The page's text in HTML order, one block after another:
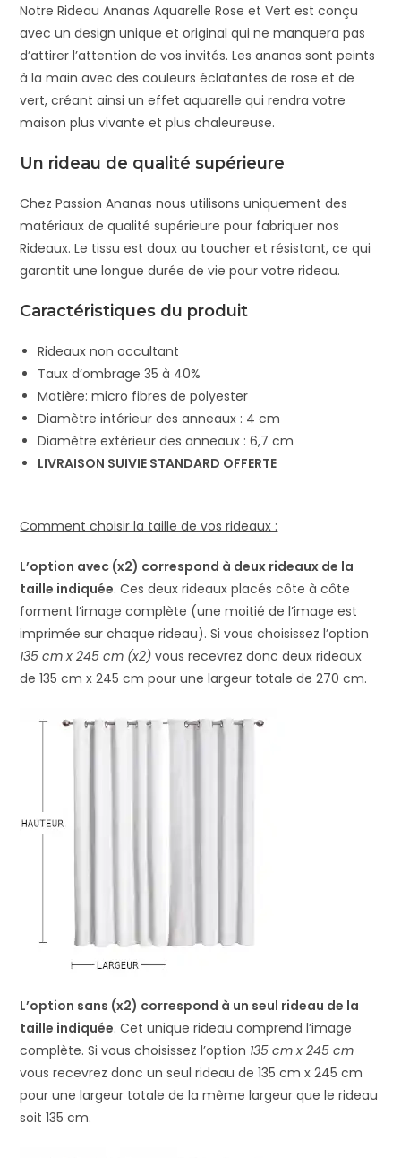
Notre Rideau Ananas Aquarelle Rose et Vert est conçu
avec un design unique et original qui ne manquera pas
d’attirer l’attention de vos invités. Les ananas sont peints
à la main avec des couleurs éclatantes de rose et de
vert, créant ainsi un effet aquarelle qui rendra votre
maison plus vivante et plus chaleureuse.
Un rideau de qualité supérieure
Chez Passion Ananas nous utilisons uniquement des
matériaux de qualité supérieure pour fabriquer nos
Rideaux. Le tissu est doux au toucher et résistant, ce qui
garantit une longue durée de vie pour votre rideau.
Caractéristiques du produit
Rideaux non occultant
Taux d’ombrage 35 à 40%
Matière: micro fibres de polyester
Diamètre intérieur des anneaux : 4 cm
Diamètre extérieur des anneaux : 6,7 cm
LIVRAISON SUIVIE STANDARD OFFERTE
Comment choisir la taille de vos rideaux :
L’option avec (x2) correspond à deux rideaux de la
taille indiquée. Ces deux rideaux placés côte à côte
forment l’image complète (une moitié de l’image est
imprimée sur chaque rideau). Si vous choisissez l’option
135 cm x 245 cm (x2) vous recevrez donc deux rideaux
de 135 cm x 245 cm pour une largeur totale de 270 cm.
L’option sans (x2) correspond à un seul rideau de la
taille indiquée. Cet unique rideau comprend l’image
complète. Si vous choisissez l’option 135 cm x 245 cm
vous recevrez donc un seul rideau de 135 cm x 245 cm
pour une largeur totale de la même largeur que le rideau
soit 135 cm.